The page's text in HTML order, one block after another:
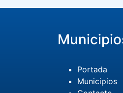
Portada
Municipios